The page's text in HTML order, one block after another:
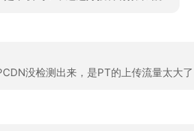
没检测出来，是PT的上传流量太大了